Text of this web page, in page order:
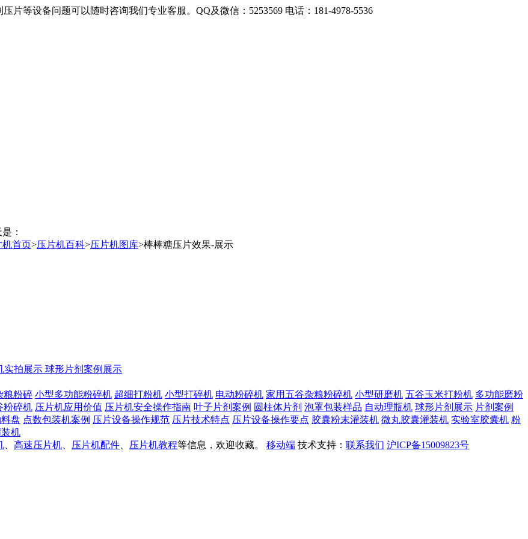
等设备问题可以随时咨询我们专业客服。QQ及微信：5253569 电话：181-4978-5536
：
机首页>压片机百科>压片机图库>棒棒糖压片效果-展示
实拍展示 球形片剂案例展示
粮粉碎 小型多功能粉碎机 超细打粉机 小型打碎机 电动粉碎机 家用五谷杂粮粉碎机 小型研磨机 五谷玉米打粉机 多功能磨粉
粉碎机 压片机应用价值 压片机安全操作指南 叶子片剂案例 圆柱体片剂 泡罩包装样品 自动理瓶机 球形片剂展示 片剂案例
盘 点数包装机案例 压片设备操作规范 压片技术特点 压片设备操作要点 胶囊粉末灌装机 微丸胶囊灌装机 实验室胶囊机 粉
机
高速压片机 压片机配件 压片机教程等信息，欢迎收藏。 移动端 技术支持： 联系我们 沪ICP备15009823号